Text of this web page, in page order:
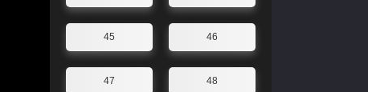
45 46
47 48